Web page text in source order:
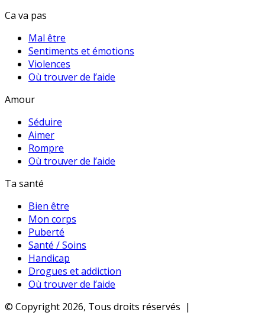
Ca va pas
Mal être
Sentiments et émotions
Violences
Où trouver de l’aide
Amour
Séduire
Aimer
Rompre
Où trouver de l’aide
Ta santé
Bien être
Mon corps
Puberté
Santé / Soins
Handicap
Drogues et addiction
Où trouver de l’aide
© Copyright 2026, Tous droits réservés |